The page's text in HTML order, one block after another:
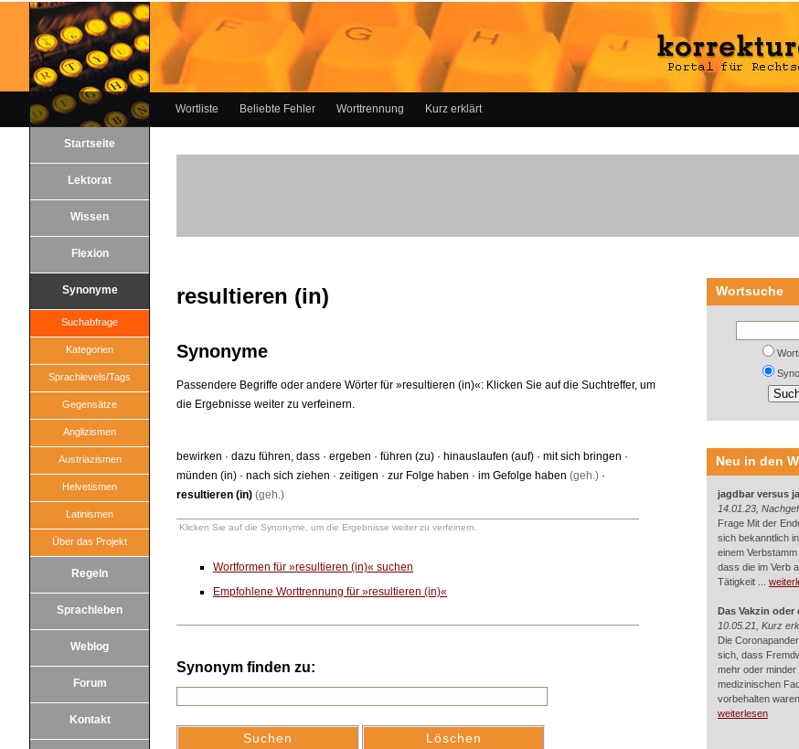
Wortliste Beliebte Fehler Worttrennung Kurz erklärt
Startseite
Lektorat
Wissen
Flexion
Synonyme
Suchabfrage
Kategorien
Sprachlevels/Tags
Gegensätze
Anglizismen
Austriazismen
Helvetismen
Latinismen
Über das Projekt
Regeln
Sprachleben
Weblog
Forum
Kontakt
resultieren (in)
Synonyme
Passendere Begriffe oder andere Wörter für »resultieren (in)«: Klicken Sie auf die Suchtreffer, um
die Ergebnisse weiter zu verfeinern.
bewirken · dazu führen, dass · ergeben · führen (zu) · hinauslaufen (auf) · mit sich bringen ·
münden (in) · nach sich ziehen · zeitigen · zur Folge haben · im Gefolge haben (geh.) ·
resultieren (in) (geh.)
Klicken Sie auf die Synonyme, um die Ergebnisse weiter zu verfeinern.
Wortformen für »resultieren (in)« suchen
Empfohlene Worttrennung für »resultieren (in)«
Synonym finden zu:
Wortsuche
Neu in den
jagdbar versus
14.01.23,
Frage Mit der
sich bekanntlich
einem
dass die im Verb
Tätigkeit ...
Das Vakzin oder
10.05.21, Kurz
Die
sich, dass
mehr oder minder
medizinischen
vorbehalten
weiterlesen